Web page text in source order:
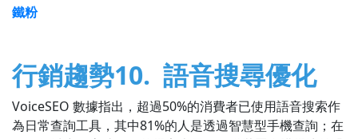
鐵粉
行銷趨勢10. 語音搜尋優化
VoiceSEO 數據指出，超過50%的消費者已使用語音搜索作
為日常查詢工具，其中81%的人是透過智慧型手機查詢；在